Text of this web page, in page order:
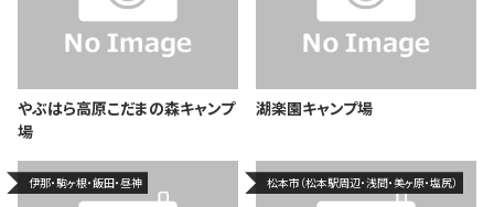
やぶはら高原こだまの森キャンプ
場
湖楽園キャンプ場
伊那・駒ヶ根・飯田・昼神 松本市（松本駅周辺・浅間・美ヶ原・塩尻）